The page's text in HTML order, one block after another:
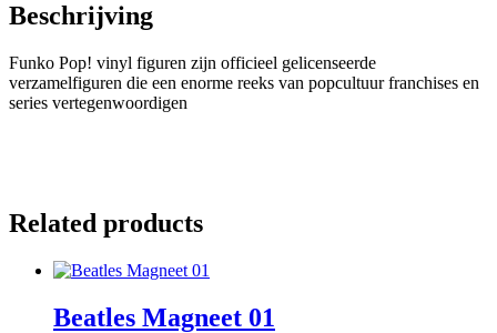
Beschrijving
Funko Pop! vinyl figuren zijn officieel gelicenseerde
verzamelfiguren die een enorme reeks van popcultuur franchises en
series vertegenwoordigen
Related products
Beatles Magneet 01